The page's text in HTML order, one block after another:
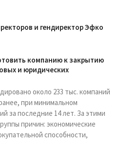
и гендиректор Эфко
компанию к закрытию
и юридических
около 233 тыс. компаний
при минимальном
за последние 14 лет. За этими
причин: экономические
способности,